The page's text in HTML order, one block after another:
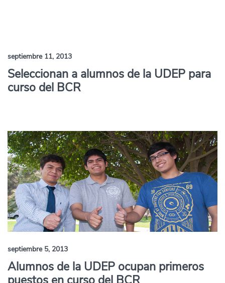
septiembre 11, 2013
Seleccionan a alumnos de la UDEP para
curso del BCR
septiembre 5, 2013
Alumnos de la UDEP ocupan primeros